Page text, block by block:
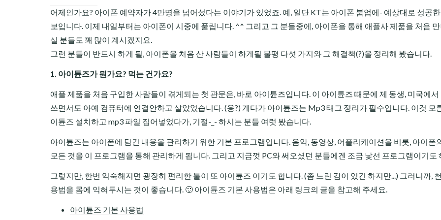
어제인가요? 아이폰 예약자가 4만명을 넘어섰다는 이야기가 있었죠. 예, 일단 KT는 아이폰 붐업에- 예상대로 성공
보입니다. 이제 내일부터는 아이폰이 시중에 풀립니다. ^^ 그리고 그 분들중에, 아이폰을 통해 애플사 제품을 처음
실 분들도 꽤 많이 계시겠지요.
그런 분들이 반드시 하게 될, 아이폰을 처음 산 사람들이 하게될 불평 다섯 가지와 그 해결책(?)을 정리해 봤습니다.
1. 아이튠즈가 뭔가요? 먹는 건가요?
애플 제품을 처음 구입한 사람들이 겪게되는 첫 관문은, 바로 아이튠즈입니다. 이 아이튠즈 때문에 제 동생, 미국에서
쓰면서도 아예 컴퓨터에 연결안하고 살았었습니다. (응?) 게다가 아이튠즈는 Mp3 태그 정리가 필수입니다. 이것 모
이튠즈 설치하고 mp3 파일 집어넣었다가, 기절-_- 하시는 분들 여럿 봤습니다.
아이튠즈는 아이폰에 담긴 내용을 관리하기 위한 기본 프로그램입니다. 음악, 동영상, 어플리케이션을 비롯, 아이폰
모든 것을 이 프로그램을 통해 관리하게 됩니다. 그리고 지금껏 PC와 써오셨던 분들에겐 조금 낯선 프로그램이기도
그렇지만, 한번 익숙해지면 굉장히 편리한 툴이 또 아이튠즈 이기도 합니다. (좀 느린 감이 있긴 하지만...) 그러니까,
용법을 몸에 익혀두시는 것이 좋습니다. 🙂 아이튠즈 기본 사용법은 아래 링크의 글을 참고해 주세요.
아이튠즈 기본 사용법